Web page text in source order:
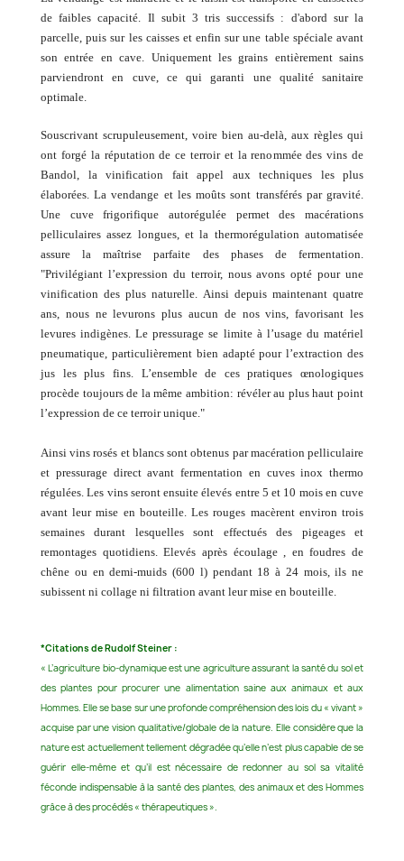
de faibles capacité. Il subit 3 tris successifs : d'abord sur la
parcelle, puis sur les caisses et enfin sur une table spéciale avant
son entrée en cave. Uniquement les grains entièrement sains
parviendront en cuve, ce qui garanti une qualité sanitaire
optimale.
Souscrivant scrupuleusement, voire bien au-delà, aux règles qui
ont forgé la réputation de ce terroir et la renommée des vins de
Bandol, la vinification fait appel aux techniques les plus
élaborées. La vendange et les moûts sont transférés par gravité.
Une cuve frigorifique autorégulée permet des macérations
pelliculaires assez longues, et la thermorégulation automatisée
assure la maîtrise parfaite des phases de fermentation.
"Privilégiant l’expression du terroir, nous avons opté pour une
vinification des plus naturelle. Ainsi depuis maintenant quatre
ans, nous ne levurons plus aucun de nos vins, favorisant les
levures indigènes. Le pressurage se limite à l’usage du matériel
pneumatique, particulièrement bien adapté pour l’extraction des
jus les plus fins. L’ensemble de ces pratiques œnologiques
procède toujours de la même ambition: révéler au plus haut point
l’expression de ce terroir unique."
Ainsi vins rosés et blancs sont obtenus par macération pelliculaire
et pressurage direct avant fermentation en cuves inox thermo
régulées. Les vins seront ensuite élevés entre 5 et 10 mois en cuve
avant leur mise en bouteille. Les rouges macèrent environ trois
semaines durant lesquelles sont effectués des pigeages et
remontages quotidiens. Elevés après écoulage , en foudres de
chêne ou en demi-muids (600 l) pendant 18 à 24 mois, ils ne
subissent ni collage ni filtration avant leur mise en bouteille.
*Citations de Rudolf Steiner :
« L’agriculture bio-dynamique est une agriculture assurant la santé du sol et
des plantes pour procurer une alimentation saine aux animaux et aux
Hommes. Elle se base sur une profonde compréhension des lois du « vivant »
acquise par une vision qualitative/globale de la nature. Elle considère que la
nature est actuellement tellement dégradée qu’elle n’est plus capable de se
guérir elle-même et qu’il est nécessaire de redonner au sol sa vitalité
féconde indispensable à la santé des plantes, des animaux et des Hommes
grâce à des procédés « thérapeutiques ».